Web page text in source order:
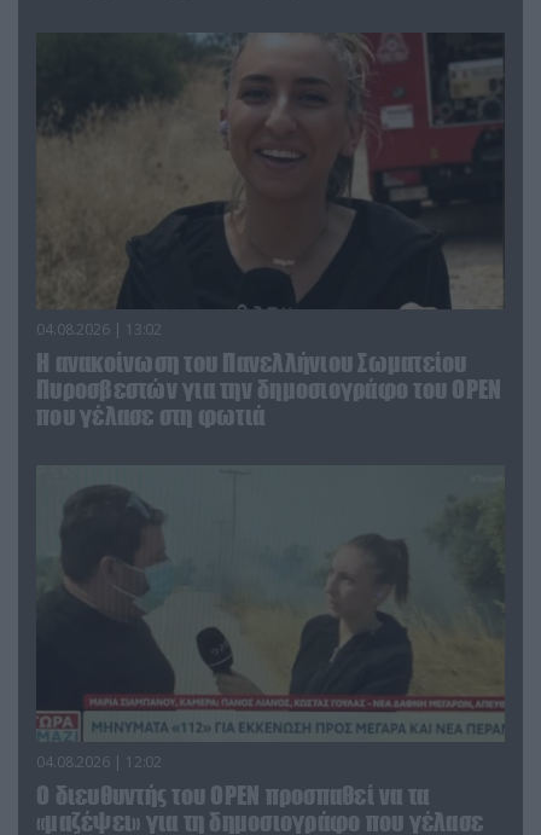
04.08.2026 | 13:02
Η ανακοίνωση του Πανελλήνιου Σωματείου
Πυροσβεστών για την δημοσιογράφο του OPEN
που γέλασε στη φωτιά
04.08.2026 | 12:02
O διευθυντής του OPEN προσπαθεί να τα
«μαζέψει» για τη δημοσιογράφο που γέλασε